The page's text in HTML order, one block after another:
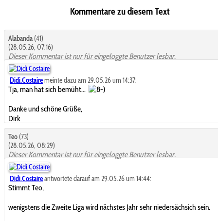
Kommentare zu diesem Text
Alabanda (41)
(28.05.26, 07:16)
Dieser Kommentar ist nur für eingeloggte Benutzer lesbar.
Didi.Costairemeinte dazu am 29.05.26 um 14:37:
Tja, man hat sich bemüht...
Danke und schöne Grüße,
Dirk
Teo (73)
(28.05.26, 08:29)
Dieser Kommentar ist nur für eingeloggte Benutzer lesbar.
Didi.Costaireantwortete darauf am 29.05.26 um 14:44:
Stimmt Teo,
wenigstens die Zweite Liga wird nächstes Jahr sehr niedersächsich sein.